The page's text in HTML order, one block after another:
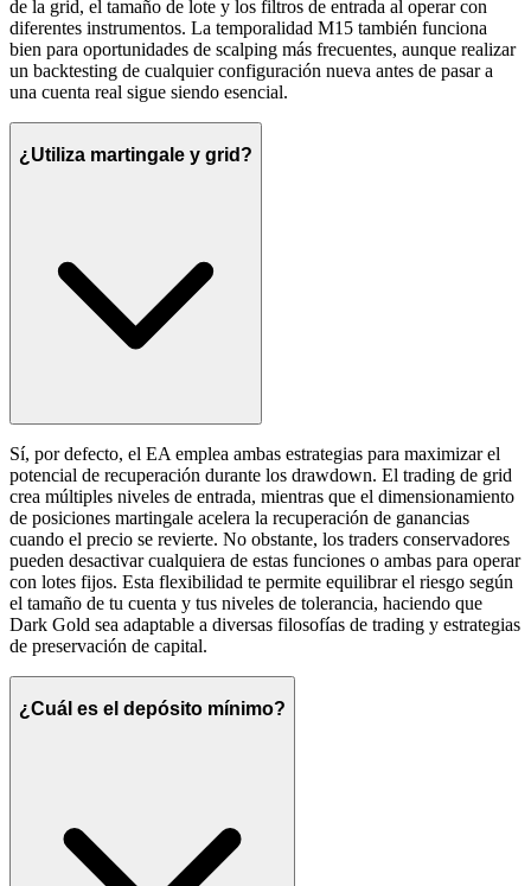
de la grid, el tamaño de lote y los filtros de entrada al operar con
diferentes instrumentos. La temporalidad M15 también funciona
bien para oportunidades de scalping más frecuentes, aunque realizar
un backtesting de cualquier configuración nueva antes de pasar a
una cuenta real sigue siendo esencial.
¿Utiliza martingale y grid?
Sí, por defecto, el EA emplea ambas estrategias para maximizar el
potencial de recuperación durante los drawdown. El trading de grid
crea múltiples niveles de entrada, mientras que el dimensionamiento
de posiciones martingale acelera la recuperación de ganancias
cuando el precio se revierte. No obstante, los traders conservadores
pueden desactivar cualquiera de estas funciones o ambas para operar
con lotes fijos. Esta flexibilidad te permite equilibrar el riesgo según
el tamaño de tu cuenta y tus niveles de tolerancia, haciendo que
Dark Gold sea adaptable a diversas filosofías de trading y estrategias
de preservación de capital.
¿Cuál es el depósito mínimo?